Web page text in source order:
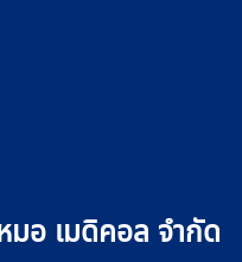
มอ เมดิคอล จำกัด